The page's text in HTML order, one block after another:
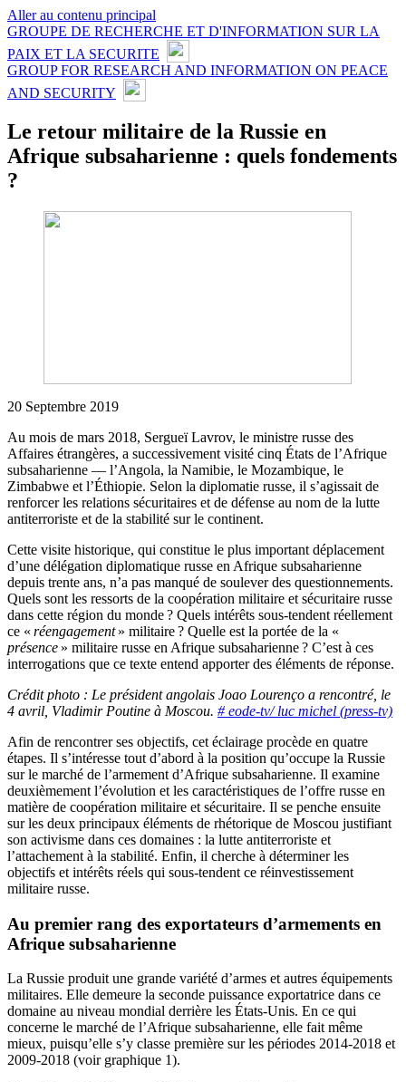
Aller au contenu principal
GROUPE DE RECHERCHE ET D'INFORMATION SUR LA
PAIX ET LA SECURITE
GROUP FOR RESEARCH AND INFORMATION ON PEACE
AND SECURITY
Le retour militaire de la Russie en
Afrique subsaharienne : quels fondements
?
20 Septembre 2019
Au mois de mars 2018, Sergueï Lavrov, le ministre russe des
Affaires étrangères, a successivement visité cinq États de l’Afrique
subsaharienne — l’Angola, la Namibie, le Mozambique, le
Zimbabwe et l’Éthiopie. Selon la diplomatie russe, il s’agissait de
renforcer les relations sécuritaires et de défense au nom de la lutte
antiterroriste et de la stabilité sur le continent.
Cette visite historique, qui constitue le plus important déplacement
d’une délégation diplomatique russe en Afrique subsaharienne
depuis trente ans, n’a pas manqué de soulever des questionnements.
Quels sont les ressorts de la coopération militaire et sécuritaire russe
dans cette région du monde ? Quels intérêts sous-tendent réellement
ce « réengagement» militaire ? Quelle est la portée de la «
présence » militaire russe en Afrique subsaharienne ? C’est à ces
interrogations que ce texte entend apporter des éléments de réponse.
Crédit photo : Le président angolais Joao Lourenço a rencontré, le
4 avril, Vladimir Poutine à Moscou. # eode-tv/ luc michel (press-tv)
Afin de rencontrer ses objectifs, cet éclairage procède en quatre
étapes. Il s’intéresse tout d’abord à la position qu’occupe la Russie
sur le marché de l’armement d’Afrique subsaharienne. Il examine
deuxièmement l’évolution et les caractéristiques de l’offre russe en
matière de coopération militaire et sécuritaire. Il se penche ensuite
sur les deux principaux éléments de rhétorique de Moscou justifiant
son activisme dans ces domaines : la lutte antiterroriste et
l’attachement à la stabilité. Enfin, il cherche à déterminer les
objectifs et intérêts réels qui sous-tendent ce réinvestissement
militaire russe.
Au premier rang des exportateurs d’armements en
Afrique subsaharienne
La Russie produit une grande variété d’armes et autres équipements
militaires. Elle demeure la seconde puissance exportatrice dans ce
domaine au niveau mondial derrière les États-Unis. En ce qui
concerne le marché de l’Afrique subsaharienne, elle fait même
mieux, puisqu’elle s’y classe première sur les périodes 2014-2018 et
2009-2018 (voir graphique 1).